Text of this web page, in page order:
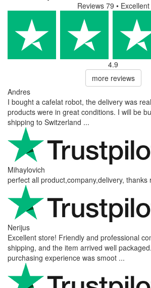
Reviews 79 • Excellent
4.9
more reviews
Andres
I bought a cafelat robot, the delivery was
products were in great conditions. I will be
shipping to Switzerland ...
Mihaylovich
perfect all product,company,delivery, thanks
Nerijus
Excellent store! Friendly and professional
shipping, and the item arrived well
purchasing experience was smoot ...